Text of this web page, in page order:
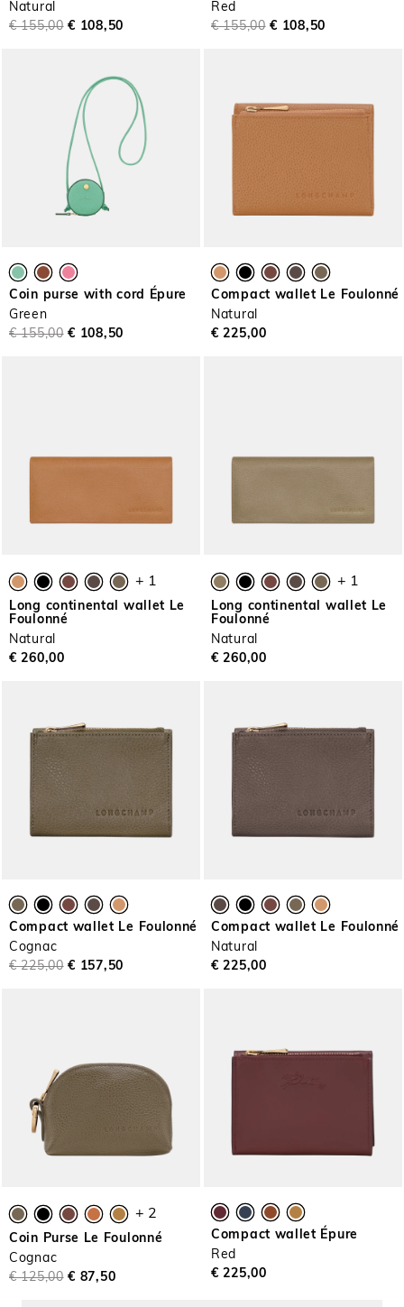
Natural
€ 155,00 € 108,50
Red
€ 155,00 € 108,50
Coin purse with cord Épure
Green
€ 155,00 € 108,50
Compact wallet Le Foulonné
Natural
€ 225,00
+ 1
Long continental wallet Le
Foulonné
Natural
€ 260,00
+ 1
Long continental wallet Le
Foulonné
Natural
€ 260,00
Compact wallet Le Foulonné
Cognac
€ 225,00 € 157,50
Compact wallet Le Foulonné
Natural
€ 225,00
+ 2
Coin Purse Le Foulonné
Cognac
€ 125,00 € 87,50
Compact wallet Épure
Red
€ 225,00